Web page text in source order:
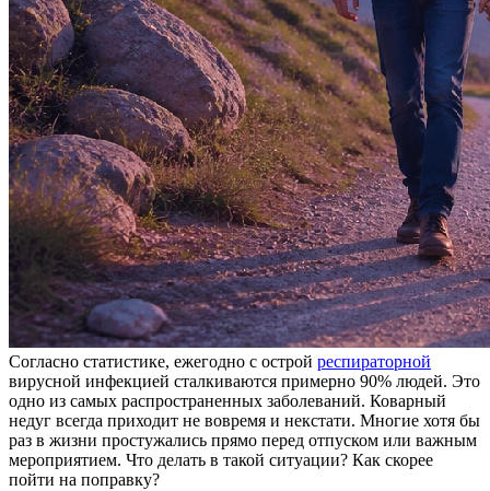
Согласно статистике, ежегодно с острой респираторной
вирусной инфекцией сталкиваются примерно 90% людей. Это
одно из самых распространенных заболеваний. Коварный
недуг всегда приходит не вовремя и некстати. Многие хотя бы
раз в жизни простужались прямо перед отпуском или важным
мероприятием. Что делать в такой ситуации? Как скорее
пойти на поправку?